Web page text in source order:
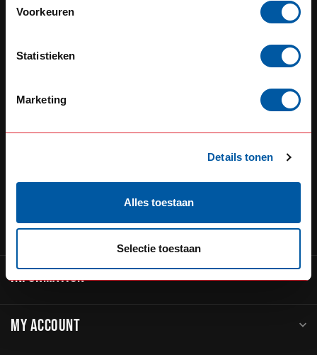
Voorkeuren
Statistieken
Marketing
Details tonen
Alles toestaan
Selectie toestaan
SERVICE
3433KL Nieuwegein
+31 (0) 348 20 0002
CATEGORIES
INFORMATION
MY ACCOUNT